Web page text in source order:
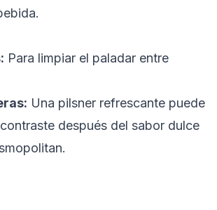
Para limpiar el paladar entre
Una pilsner refrescante puede
después del sabor dulce